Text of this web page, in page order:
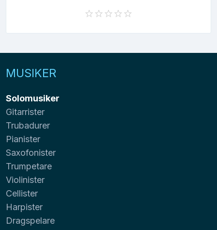
MUSIKER
Solomusiker
Gitarrister
Trubadurer
Pianister
Saxofonister
Trumpetare
Violinister
Cellister
Harpister
Dragspelare